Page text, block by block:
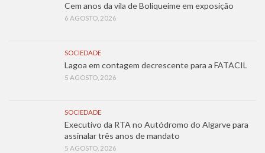
Cem anos da vila de Boliqueime em exposição
6 AGOSTO, 2026
SOCIEDADE
Lagoa em contagem decrescente para a FATACIL
5 AGOSTO, 2026
SOCIEDADE
Executivo da RTA no Autódromo do Algarve para
assinalar três anos de mandato
5 AGOSTO, 2026